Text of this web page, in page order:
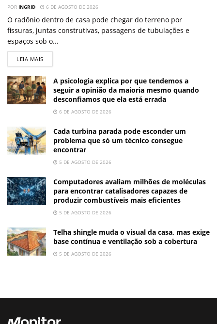
POR INGRID 6 DE AGOSTO DE 2026
O radônio dentro de casa pode chegar do terreno por
fissuras, juntas construtivas, passagens de tubulações e
espaços sob o...
LEIA MAIS
A psicologia explica por que tendemos a
seguir a opinião da maioria mesmo quando
desconfiamos que ela está errada
6 DE AGOSTO DE 2026
Cada turbina parada pode esconder um
problema que só um técnico consegue
encontrar
5 DE AGOSTO DE 2026
Computadores avaliam milhões de moléculas
para encontrar catalisadores capazes de
produzir combustíveis mais eficientes
5 DE AGOSTO DE 2026
Telha shingle muda o visual da casa, mas exige
base contínua e ventilação sob a cobertura
5 DE AGOSTO DE 2026